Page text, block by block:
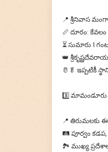
📍 శ్రీనివాస
📏 దూరం:
⏳ సుమారు 1
👑
🥛🥬 ఇప్పటికీ
3️⃣
📍 తిరుమలకు
🛤️ పూర్వం
🏞️ ముఖ్య